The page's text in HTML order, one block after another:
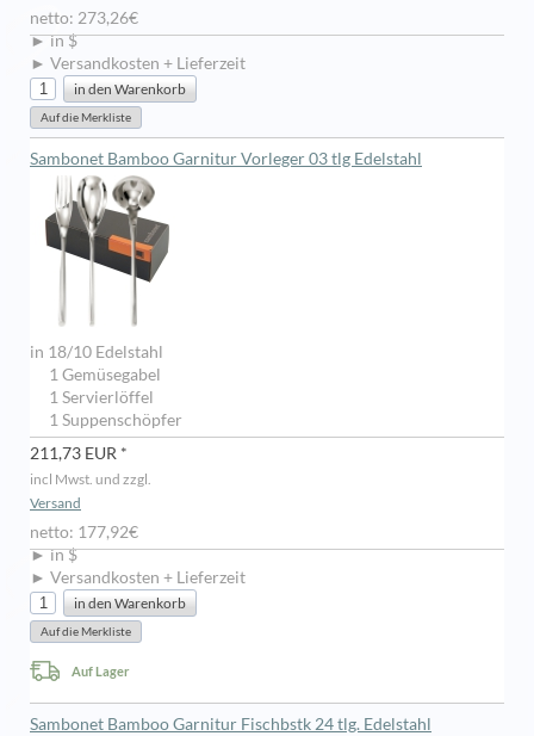
netto: 273,26€
► in $
► Versandkosten + Lieferzeit
Sambonet Bamboo Garnitur Vorleger 03 tlg Edelstahl
in 18/10 Edelstahl
1 Gemüsegabel
1 Servierlöffel
1 Suppenschöpfer
211,73 EUR *
incl Mwst. und zzgl.
Versand
netto: 177,92€
► in $
► Versandkosten + Lieferzeit
Auf Lager
Sambonet Bamboo Garnitur Fischbstk 24 tlg. Edelstahl